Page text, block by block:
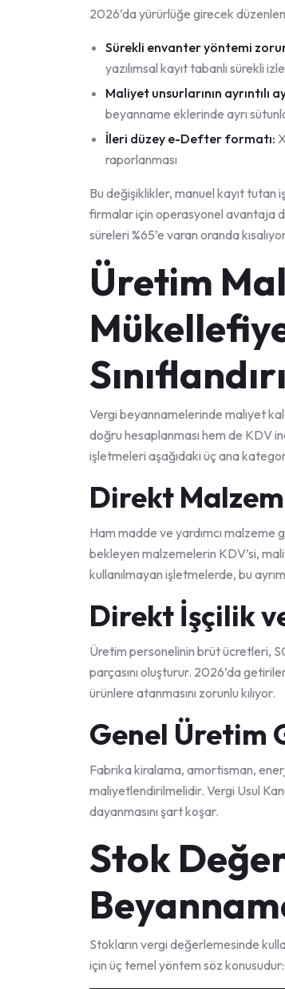
2026’da yürürlüğe girecek
Sürekli envanter yöntemi
yazılımsal kayıt tabanlı sürekli
Maliyet unsurlarının ayrıntılı
beyanname eklerinde ayrı
İleri düzey e-Defter formatı:
raporlanması
Bu değişiklikler, manuel kayıt tutan
firmalar için operasyonel avantaja
süreleri %65’e varan oranda
Üretim
Vergi beyannamelerinde maliyet
doğru hesaplanması hem de KDV
işletmeleri aşağıdaki üç ana
Direkt
Ham madde ve yardımcı malzeme
bekleyen malzemelerin KDV’si,
kullanılmayan işletmelerde, bu
Direkt İşçilik
Üretim personelinin brüt ücretleri,
parçasını oluşturur. 2026’da
ürünlere atanmasını zorunlu kılıyor.
Genel Üretim
Fabrika kiralama, amortisman,
maliyetlendirilmelidir. Vergi Usul
dayanmasını şart koşar.
Stok
Stokların vergi değerlemesinde
için üç temel yöntem söz konusudur: